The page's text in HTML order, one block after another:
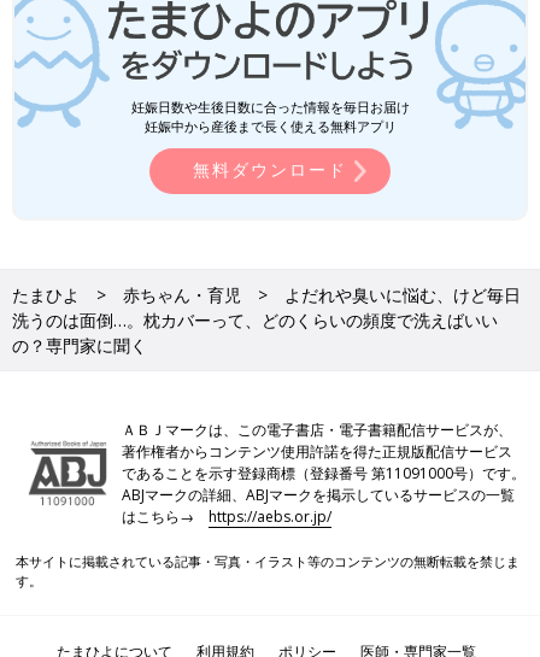
妊娠日数や生後日数に合った情報を毎日お届け
妊娠中から産後まで長く使える無料アプリ
無料ダウンロード
たまひよ 赤ちゃん・育児
よだれや臭いに悩む、けど毎日
洗うのは面倒…。枕カバーって、どのくらいの頻度で洗えばいい
の？専門家に聞く
ＡＢＪマークは、この電子書店・電子書籍配信サービスが、
著作権者からコンテンツ使用許諾を得た正規版配信サービス
であることを示す登録商標（登録番号 第11091000号）です。
ABJマークの詳細、ABJマークを掲示しているサービスの一覧
はこちら→https://aebs.or.jp/
本サイトに掲載されている記事・写真・イラスト等のコンテンツの無断転載を禁じま
す。
たまひよについて 利用規約 ポリシー 医師・専門家一覧